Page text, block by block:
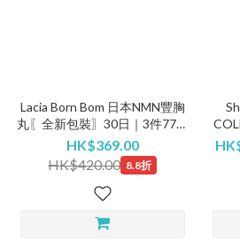
Lacia Born Bom 日本NMN豐胸
丸〖全新包裝〗30日｜3件77折
低至$323/@
HK$369.00
HK$420.00 8.8折
海
純